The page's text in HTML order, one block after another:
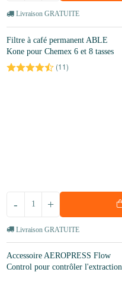
Livraison GRATUITE
Filtre à café permanent ABLE
Kone pour Chemex 6 et 8 tasses
(11)
+
-
Livraison GRATUITE
Accessoire AEROPRESS Flow
Control pour contrôler l'extraction